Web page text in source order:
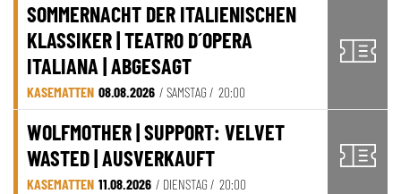
SOMMERNACHT DER ITALIENISCHEN
KLASSIKER | TEATRO D´OPERA
ITALIANA | ABGESAGT
KASEMATTEN 08.08.2026 / SAMSTAG / 20:00
WOLFMOTHER | SUPPORT: VELVET
WASTED | AUSVERKAUFT
KASEMATTEN 11.08.2026 / DIENSTAG / 20:00